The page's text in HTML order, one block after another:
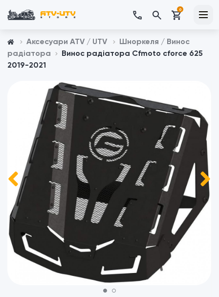
0
Аксесуари ATV / UTV
Шноркеля / Винос
радіатора
Винос радіатора Cfmoto cforce 625
2019-2021